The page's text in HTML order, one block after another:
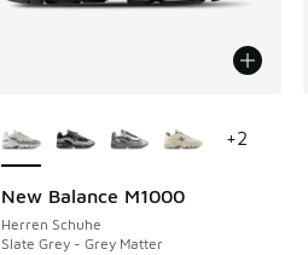
New Balance M1000
Herren Schuhe
Slate Grey - Grey Matter
+2